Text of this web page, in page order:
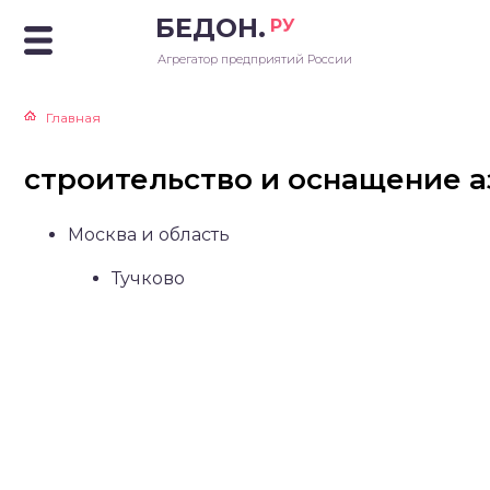
БЕДОН. РУ
Агрегатор предприятий России
Главная
строительство и оснащение
Москва и область
Тучково